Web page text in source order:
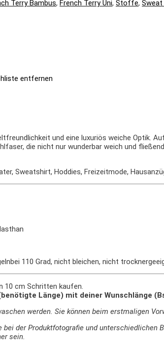
Terry Bambus, French Terry Uni, Stoffe,
entfernen
und eine luxuriös weiche Optik.
die nicht nur wunderbar weich und
Sweatshirt, Hoddies, Freizeitmode,
110 Grad, nicht bleichen, nicht
10 cm Schritten kaufen.
Länge) mit deiner Wunschlänge
werden. Sie können beim erstmaligen
der Produktfotografie und unterschiedlichen
sein.